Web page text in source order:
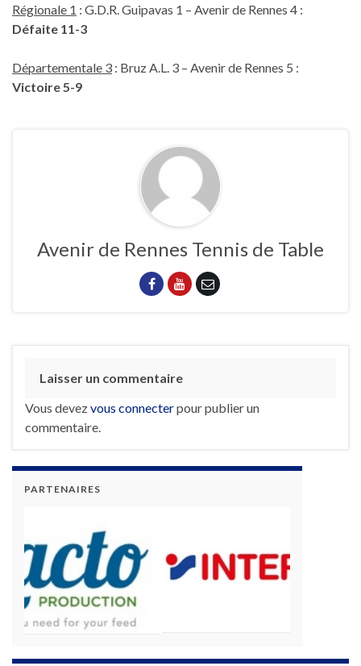
Régionale 1 : G.D.R. Guipavas 1 – Avenir de Rennes 4 :
Défaite 11-3
Départementale 3 : Bruz A.L. 3 – Avenir de Rennes 5 :
Victoire 5-9
Avenir de Rennes Tennis de Table
Laisser un commentaire
Vous devezvous connecterpour publier un
commentaire.
PARTENAIRES